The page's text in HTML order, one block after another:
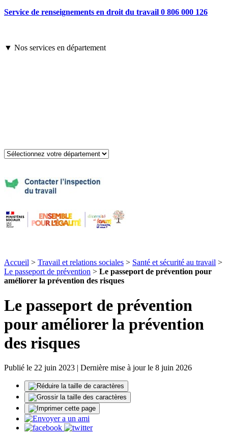
Service de renseignements en droit du travail 0 806 000 126
▼ Nos services en département
Accueil > Travail et relations sociales > Santé et sécurité au travail >
Le passeport de prévention > Le passeport de prévention pour
améliorer la prévention des risques
Le passeport de prévention
pour améliorer la prévention
des risques
Publié le 22 juin 2023 | Dernière mise à jour le 8 juin 2026